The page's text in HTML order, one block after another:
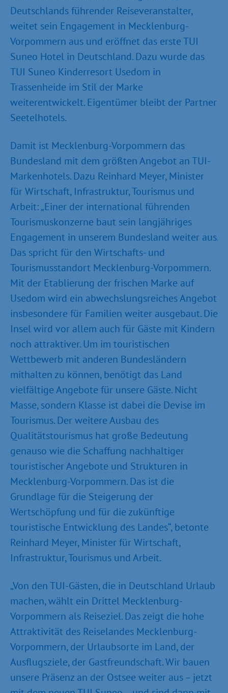
Deutschlands führender Reiseveranstalter,
weitet sein Engagement in Mecklenburg-
Vorpommern aus und eröffnet das erste TUI
Suneo Hotel in Deutschland. Dazu wurde das
TUI Suneo Kinderresort Usedom in
Trassenheide im Stil der Marke
weiterentwickelt. Eigentümer bleibt der Partner
Seetelhotels.
Damit ist Mecklenburg-Vorpommern das
Bundesland mit dem größten Angebot an TUI-
Markenhotels. Dazu Reinhard Meyer, Minister
für Wirtschaft, Infrastruktur, Tourismus und
Arbeit: „Einer der international führenden
Tourismuskonzerne baut sein langjähriges
Engagement in unserem Bundesland weiter aus.
Das spricht für den Wirtschafts- und
Tourismusstandort Mecklenburg-Vorpommern.
Mit der Etablierung der frischen Marke auf
Usedom wird ein abwechslungsreiches Angebot
insbesondere für Familien weiter ausgebaut. Die
Insel wird vor allem auch für Gäste mit Kindern
noch attraktiver. Um im touristischen
Wettbewerb mit anderen Bundesländern
mithalten zu können, benötigt das Land
vielfältige Angebote für unsere Gäste. Nicht
Masse, sondern Klasse ist dabei die Devise im
Tourismus. Der weitere Ausbau des
Qualitätstourismus hat große Bedeutung
genauso wie die Schaffung nachhaltiger
touristischer Angebote und Strukturen in
Mecklenburg-Vorpommern. Das ist die
Grundlage für die Steigerung der
Wertschöpfung und für die zukünftige
touristische Entwicklung des Landes“, betonte
Reinhard Meyer, Minister für Wirtschaft,
Infrastruktur, Tourismus und Arbeit.
„Von den TUI-Gästen, die in Deutschland Urlaub
machen, wählt ein Drittel Mecklenburg-
Vorpommern als Reiseziel. Das zeigt die hohe
Attraktivität des Reiselandes Mecklenburg-
Vorpommern, der Urlaubsorte im Land, der
Ausflugsziele, der Gastfreundschaft. Wir bauen
unsere Präsenz an der Ostsee weiter aus – jetzt